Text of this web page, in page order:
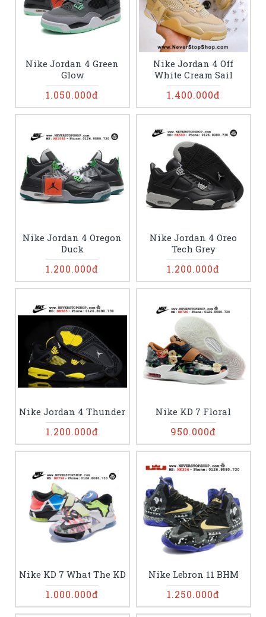
Nike Jordan 4 Green
Glow
1.050.000đ
Nike Jordan 4 Off
White Cream Sail
1.400.000đ
Nike Jordan 4 Oregon
Duck
1.200.000đ
Nike Jordan 4 Oreo
Tech Grey
1.200.000đ
Nike Jordan 4 Thunder
1.200.000đ
Nike KD 7 Floral
950.000đ
Nike KD 7 What The KD
1.000.000đ
Nike Lebron 11 BHM
1.250.000đ